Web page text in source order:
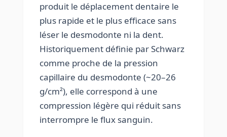
produit le déplacement dentaire le
plus rapide et le plus efficace sans
léser le desmodonte ni la dent.
Historiquement définie par Schwarz
comme proche de la pression
capillaire du desmodonte (~20–26
g/cm²), elle correspond à une
compression légère qui réduit sans
interrompre le flux sanguin.